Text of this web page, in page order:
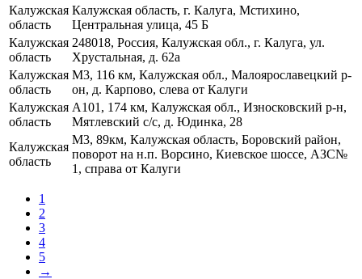
Калужская
область
Калужская область, г. Калуга, Мстихино,
Центральная улица, 45 Б
Калужская
область
248018, Россия, Калужская обл., г. Калуга, ул.
Хрустальная, д. 62а
Калужская
область
М3, 116 км, Калужская обл., Малоярославецкий р-
он, д. Карпово, слева от Калуги
Калужская
область
А101, 174 км, Калужская обл., Износковский р-н,
Мятлевский с/с, д. Юдинка, 28
Калужская
область
М3, 89км, Калужская область, Боровский район,
поворот на н.п. Ворсино, Киевское шоссе, АЗС№
1, справа от Калуги
1
2
3
4
5
→